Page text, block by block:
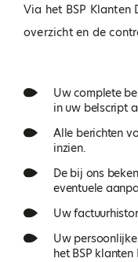
Via het BSP
overzicht en de
Uw complete
in uw belscript
Alle berichten
inzien.
De bij ons
eventuele
Uw
Uw
het BSP